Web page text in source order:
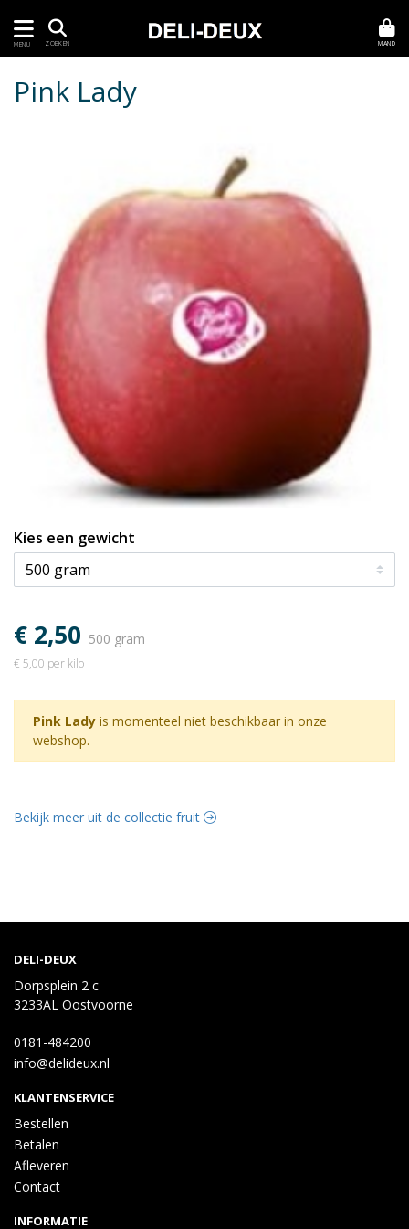
MENU ZOEKEN MAND
Pink Lady
Kies een gewicht
€ 2,50 500 gram
€ 5,00 per kilo
Pink Lady is momenteel niet beschikbaar in onze
webshop.
Bekijk meer uit de collectie fruit
DELI-DEUX
Dorpsplein 2 c
3233AL Oostvoorne
0181-484200
info@delideux.nl
KLANTENSERVICE
Bestellen
Betalen
Afleveren
Contact
INFORMATIE